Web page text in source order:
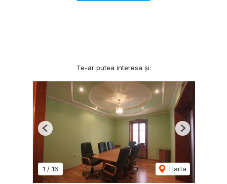
Te-ar putea interesa și:
1 / 16 Harta
Previous Next